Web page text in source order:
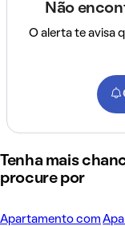
Não
O alerta te avisa
Tenha mais
procure por
Apartamento com